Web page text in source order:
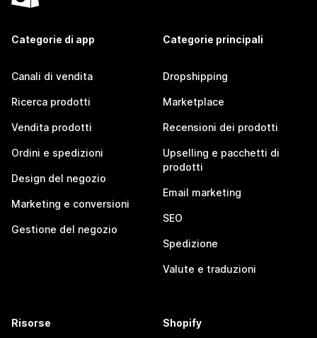
Categorie di app
Canali di vendita
Ricerca prodotti
Vendita prodotti
Ordini e spedizioni
Design del negozio
Marketing e conversioni
Gestione del negozio
Categorie principali
Dropshipping
Marketplace
Recensioni dei prodotti
Upselling e pacchetti di
prodotti
Email marketing
SEO
Spedizione
Valute e traduzioni
Risorse Shopify